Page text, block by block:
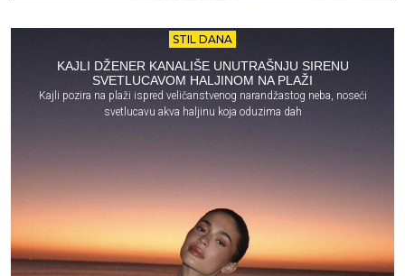
STIL DANA
KAJLI DŽENER KANALIŠE UNUTRAŠNJU SIRENU
SVETLUCAVOM HALJINOM NA PLAŽI
Kajli pozira na plaži ispred veličanstvenog narandžastog neba, noseći
svetlucavu akva haljinu koja oduzima dah